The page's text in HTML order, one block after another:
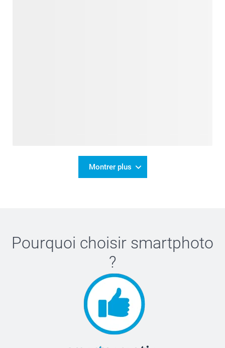
Montrer plus
Pourquoi choisir smartphoto
?